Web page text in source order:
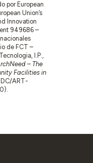
por European
Union’s
Innovation
949686 –
de FCT –
I.P.,
– The
Facilities in
ART-